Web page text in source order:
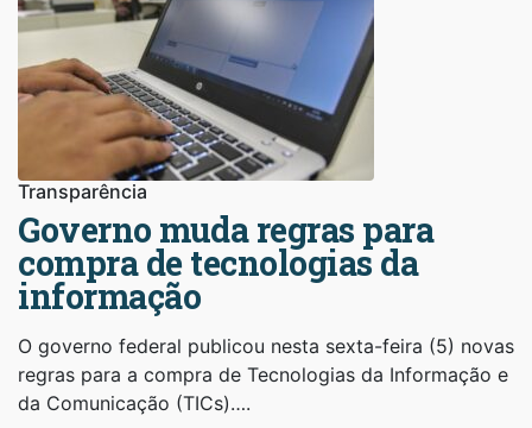
Transparência
Governo muda regras para
compra de tecnologias da
informação
O governo federal publicou nesta sexta-feira (5) novas
regras para a compra de Tecnologias da Informação e
da Comunicação (TICs)….